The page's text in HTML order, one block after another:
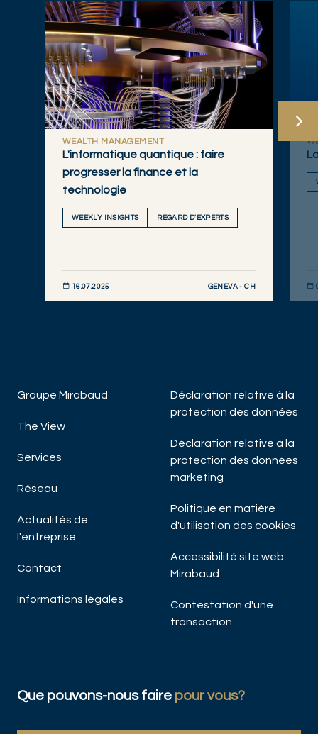
WEALTH MANAGEMENT
L'informatique quantique : faire
progresser la finance et la
technologie
WEEKLY INSIGHTS REGARD D'EXPERTS
16.07.2025 GENEVA - CH
Groupe Mirabaud
The View
Services
Réseau
Actualités de
l'entreprise
Contact
Informations légales
Déclaration relative à la
protection des données
Déclaration relative à la
protection des données
marketing
Politique en matière
d'utilisation des cookies
Accessibilité site web
Mirabaud
Contestation d'une
transaction
Que pouvons-nous faire pour vous?